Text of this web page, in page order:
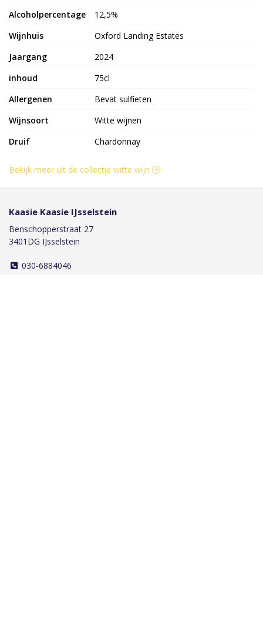
Alcoholpercentage
12,5%
Wijnhuis
Oxford Landing Estates
Jaargang
2024
inhoud
75cl
Allergenen
Bevat sulfieten
Wijnsoort
Witte wijnen
Druif
Chardonnay
Bekijk meer uit de collectie witte wijn
Kaasie Kaasie IJsselstein
Benschopperstraat 27
3401DG IJsselstein
030-6884046